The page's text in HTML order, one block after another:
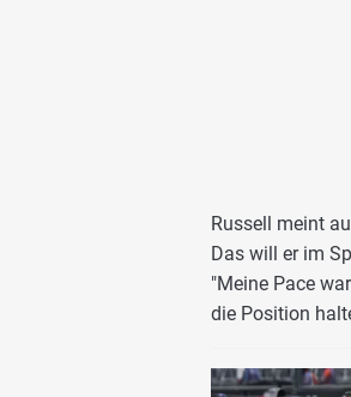
Russell meint
Das will er im
"Meine Pace
die Position